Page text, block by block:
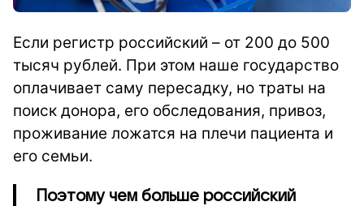
Если регистр российский – от 200 до 500
тысяч рублей. При этом наше государство
оплачивает саму пересадку, но траты на
поиск донора, его обследования, привоз,
проживание ложатся на плечи пациента и
его семьи.
Поэтому чем больше российский